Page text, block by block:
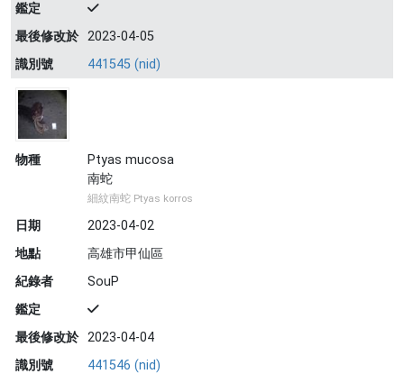
鑑定
最後修改於 2023-04-05
識別號
441545 (nid)
物種
Ptyas mucosa
南蛇
細紋南蛇 Ptyas korros
日期
2023-04-02
地點
高雄市甲仙區
紀錄者
SouP
鑑定
最後修改於 2023-04-04
識別號
441546 (nid)